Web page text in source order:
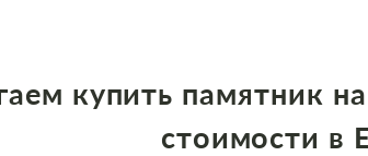
купить памятник
стоимости в